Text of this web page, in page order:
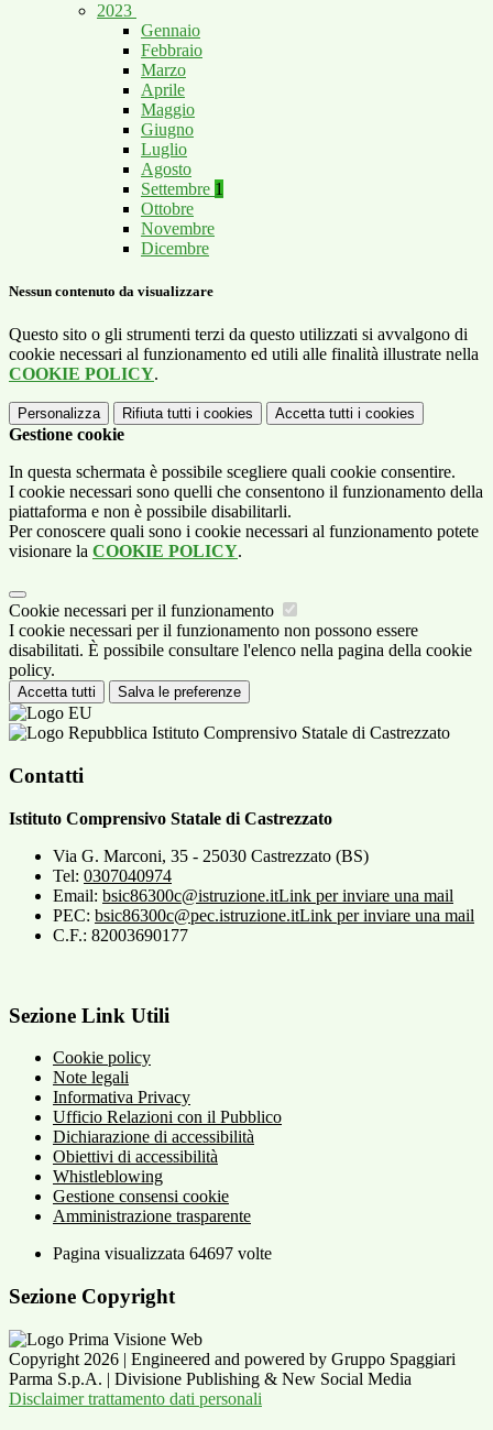
2023
Gennaio
Febbraio
Marzo
Aprile
Maggio
Giugno
Luglio
Agosto
Settembre 1
Ottobre
Novembre
Dicembre
Nessun contenuto da visualizzare
Questo sito o gli strumenti terzi da questo utilizzati si avvalgono di
cookie necessari al funzionamento ed utili alle finalità illustrate nella
COOKIE POLICY.
Personalizza Rifiuta tutti i cookies Accetta tutti i cookies
Gestione cookie
In questa schermata è possibile scegliere quali cookie consentire.
I cookie necessari sono quelli che consentono il funzionamento della
piattaforma e non è possibile disabilitarli.
Per conoscere quali sono i cookie necessari al funzionamento potete
visionare la COOKIE POLICY.
Cookie necessari per il funzionamento
I cookie necessari per il funzionamento non possono essere
disabilitati. È possibile consultare l'elenco nella pagina della cookie
policy.
Accetta tutti Salva le preferenze
Istituto Comprensivo Statale di Castrezzato
Contatti
Istituto Comprensivo Statale di Castrezzato
Via G. Marconi, 35 - 25030 Castrezzato (BS)
Tel: 0307040974
Email: bsic86300c@istruzione.itLink per inviare una mail
PEC: bsic86300c@pec.istruzione.itLink per inviare una mail
C.F.: 82003690177
Sezione Link Utili
Cookie policy
Note legali
Informativa Privacy
Ufficio Relazioni con il Pubblico
Dichiarazione di accessibilità
Obiettivi di accessibilità
Whistleblowing
Gestione consensi cookie
Amministrazione trasparente
Pagina visualizzata 64697 volte
Sezione Copyright
Copyright 2026 | Engineered and powered by Gruppo Spaggiari
Parma S.p.A. | Divisione Publishing & New Social Media
Disclaimer trattamento dati personali